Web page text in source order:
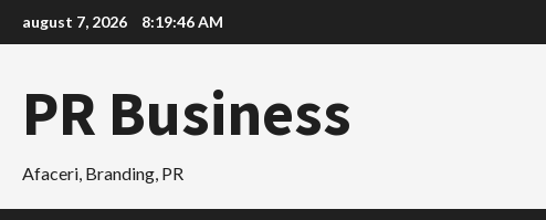
to
august 7, 2026 8:19:47 AM
PR Business
Afaceri, Branding, PR